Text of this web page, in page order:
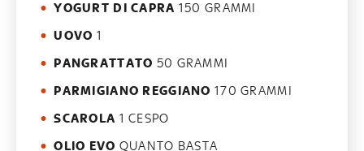
YOGURT DI CAPRA 150 GRAMMI
UOVO 1
PANGRATTATO 50 GRAMMI
PARMIGIANO REGGIANO 170 GRAMMI
SCAROLA 1 CESPO
OLIO EVO QUANTO BASTA